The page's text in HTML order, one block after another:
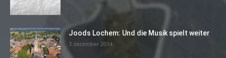
Joods Lochem: Und die Musik spielt weiter
3 december 2014